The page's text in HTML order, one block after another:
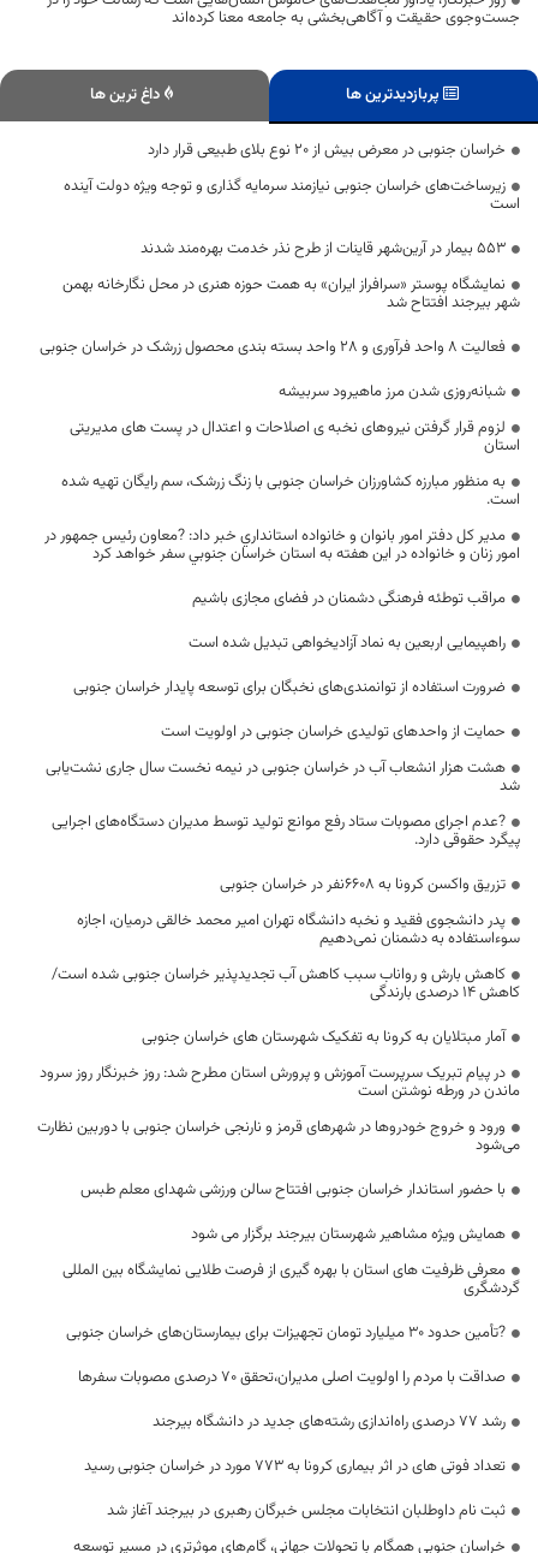
جست‌وجوی حقیقت و آگاهی‌بخشی به جامعه معنا کرده‌اند
پربازدیدترین ها داغ ترین ها
خراسان جنوبی در معرض بیش از ۲۰ نوع بلای طبیعی قرار دارد
زیرساخت‌های خراسان جنوبی نیازمند سرمایه گذاری و توجه ویژه دولت آینده
است
۵۵۳ بیمار در آرین‌شهر قاینات از طرح نذر خدمت بهره‌مند شدند
نمایشگاه پوستر «سرافراز ایران» به همت حوزه هنری در محل نگارخانه بهمن
شهر بیرجند افتتاح شد
فعالیت ۸ واحد فرآوری و ۲۸ واحد بسته بندی محصول زرشک در خراسان جنوبی
شبانه‌روزی شدن مرز ماهیرود سربیشه
لزوم قرار گرفتن نیروهای نخبه ی اصلاحات و اعتدال در پست های مدیریتی
استان
به منظور مبارزه کشاورزان خراسان جنوبی با زنگ زرشک، سم رایگان تهیه شده
است.
مدير كل دفتر امور بانوان و خانواده استانداري خبر داد: ?معاون رئيس جمهور در
امور زنان و خانواده در اين هفته به استان خراسان جنوبي سفر خواهد كرد
مراقب توطئه فرهنگی دشمنان در فضای مجازی باشیم
راهپیمایی اربعین به نماد آزادیخواهی تبدیل شده است
ضرورت استفاده از توانمندی‌های نخبگان برای توسعه پایدار خراسان جنوبی
حمایت از واحدهای تولیدی خراسان جنوبی در اولویت است
هشت هزار انشعاب آب در خراسان جنوبی در نیمه نخست سال جاری نشت‌یابی
شد
?عدم اجرای مصوبات ستاد رفع موانع تولید توسط مدیران دستگاه‌های اجرایی
پیگرد حقوقی دارد.
تزریق واکسن کرونا به ۶۶۰۸نفر در خراسان جنوبی
پدر دانشجوی فقید و نخبه دانشگاه تهران امیر محمد خالقی درمیان، اجازه
سوءاستفاده به دشمنان نمی‌دهیم
کاهش بارش و رواناب سبب کاهش آب تجدیدپذیر خراسان جنوبی شده است/
کاهش ۱۴ درصدی بارندگی
آمار مبتلایان به کرونا به تفکیک شهرستان های خراسان جنوبی
در پیام تبریک سرپرست آموزش و پرورش استان مطرح شد: روز خبرنگار روز سرود
ماندن در ورطه نوشتن است
ورود و خروج خودروها در شهرهای قرمز و نارنجی خراسان جنوبی با دوربین نظارت
می‌شود
با حضور استاندار خراسان جنوبی افتتاح سالن ورزشی شهدای معلم طبس
همایش ویژه مشاهیر شهرستان بیرجند برگزار می شود
معرفی ظرفیت های استان با بهره گیری از فرصت طلایی نمایشگاه بین المللی
گردشگری
?تأمین حدود ۳۰ میلیارد تومان تجهیزات برای بیمارستان‌های خراسان جنوبی
صداقت با مردم را اولویت اصلی مدیران،تحقق 70 درصدی مصوبات سفرها
رشد ۷۷ درصدی راه‌اندازی رشته‌های جدید در دانشگاه بیرجند
تعداد فوتی های در اثر بیماری کرونا به 773 مورد در خراسان جنوبی رسید
ثبت نام داوطلبان انتخابات مجلس خبرگان رهبری در بیرجند آغاز شد
خراسان جنوبی همگام با تحولات جهانی، گام‌های موثرتری در مسیر توسعه